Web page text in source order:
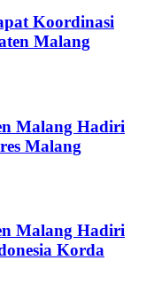
Koordinasi
Malang
Malang Hadiri
Malang
Malang Hadiri
Korda